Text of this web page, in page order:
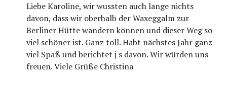
Liebe Karoline, wir wussten auch lange nichts
davon, dass wir oberhalb der Waxeggalm zur
Berliner Hütte wandern können und dieser Weg so
viel schöner ist. Ganz toll. Habt nächstes Jahr ganz
viel Spaß und berichtet j s davon. Wir würden uns
freuen. Viele Grüße Christina